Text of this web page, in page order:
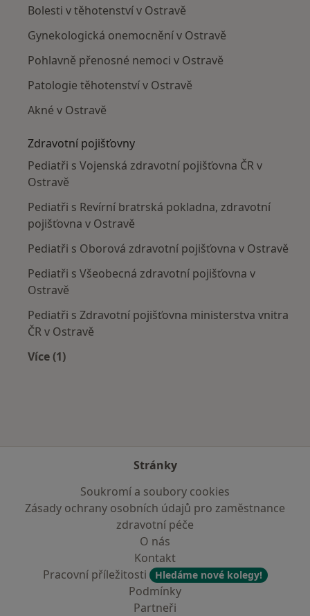
Bolesti v těhotenství v Ostravě
Gynekologická onemocnění v Ostravě
Pohlavně přenosné nemoci v Ostravě
Patologie těhotenství v Ostravě
Akné v Ostravě
Zdravotní pojišťovny
Pediatři s Vojenská zdravotní pojišťovna ČR v
Ostravě
Pediatři s Revírní bratrská pokladna, zdravotní
pojišťovna v Ostravě
Pediatři s Oborová zdravotní pojišťovna v Ostravě
Pediatři s Všeobecná zdravotní pojišťovna v
Ostravě
Pediatři s Zdravotní pojišťovna ministerstva vnitra
ČR v Ostravě
Více (1)
Stránky
Soukromí a soubory cookies
Zásady ochrany osobních údajů pro zaměstnance
zdravotní péče
O nás
Kontakt
Pracovní příležitosti
Hledáme nové kolegy!
Podmínky
Partneři